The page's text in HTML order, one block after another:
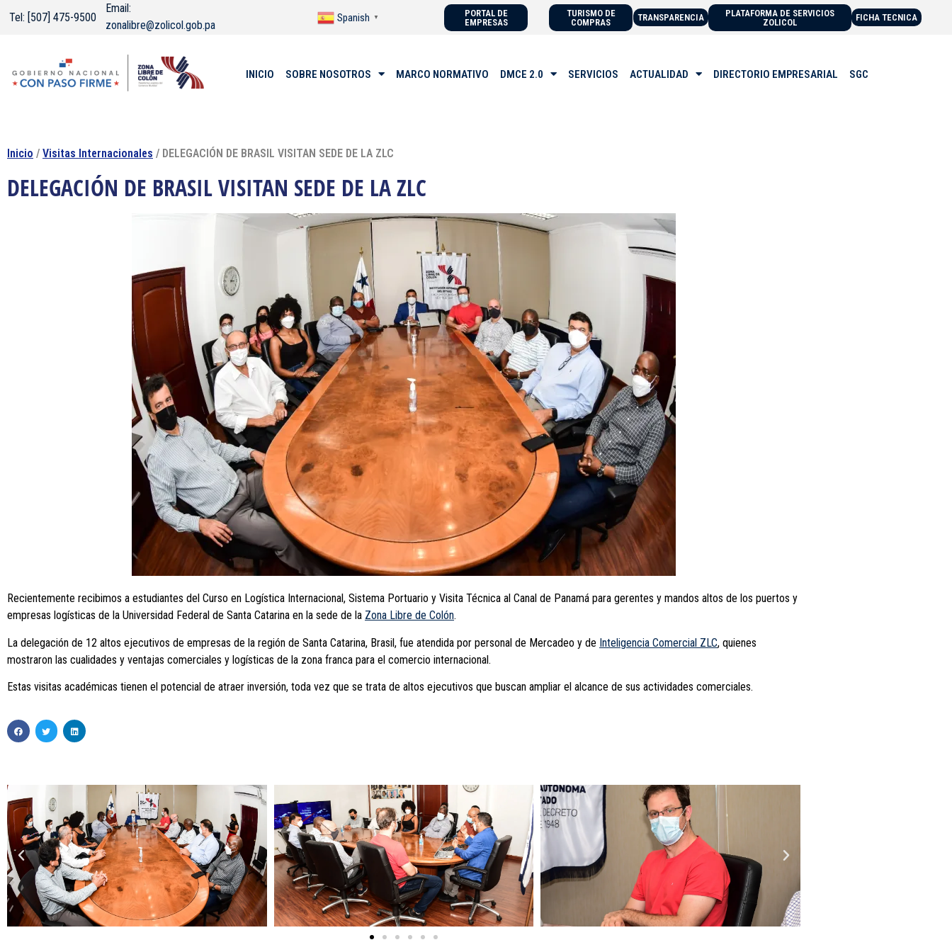
Tel: [507] 475-9500
Email:
zonalibre@zolicol.gob.pa
Spanish ▼
PORTAL DE
EMPRESAS
TURISMO DE
COMPRAS
TRANSPARENCIA
PLATAFORMA DE SERVICIOS
ZOLICOL
FICHA TECNICA
INICIO SOBRE NOSOTROS MARCO NORMATIVO DMCE 2.0 SERVICIOS ACTUALIDAD DIRECTORIO EMPRESARIAL SGC
Inicio / Visitas Internacionales / DELEGACIÓN DE BRASIL VISITAN SEDE DE LA ZLC
DELEGACIÓN DE BRASIL VISITAN SEDE DE LA ZLC
Recientemente recibimos a estudiantes del Curso en Logística Internacional, Sistema Portuario y Visita Técnica al Canal de Panamá para gerentes y mandos altos de los puertos y
empresas logísticas de la Universidad Federal de Santa Catarina en la sede de la Zona Libre de Colón.
La delegación de 12 altos ejecutivos de empresas de la región de Santa Catarina, Brasil, fue atendida por personal de Mercadeo y de Inteligencia Comercial ZLC, quienes
mostraron las cualidades y ventajas comerciales y logísticas de la zona franca para el comercio internacional.
Estas visitas académicas tienen el potencial de atraer inversión, toda vez que se trata de altos ejecutivos que buscan ampliar el alcance de sus actividades comerciales.